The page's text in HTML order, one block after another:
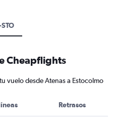
Cheapflights
vuelo desde Atenas a Estocolmo
Retrasos